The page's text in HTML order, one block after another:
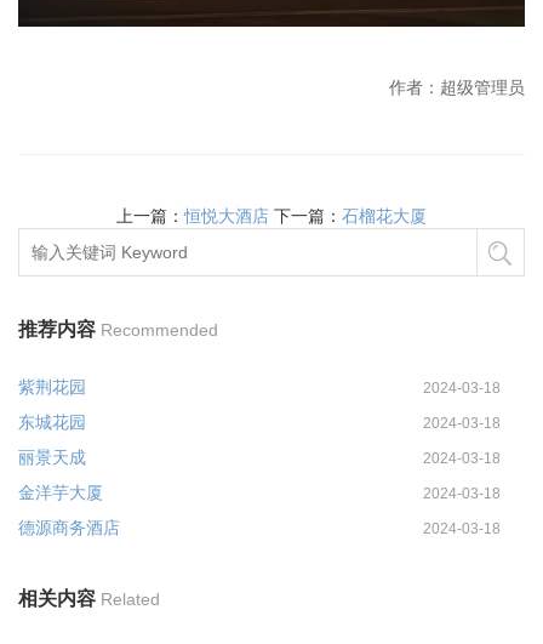
作者：超级管理员
上一篇：恒悦大酒店 下一篇： 石榴花大厦
推荐内容 Recommended
紫荆花园 2024-03-18
东城花园 2024-03-18
丽景天成 2024-03-18
金洋芋大厦 2024-03-18
德源商务酒店 2024-03-18
相关内容 Related